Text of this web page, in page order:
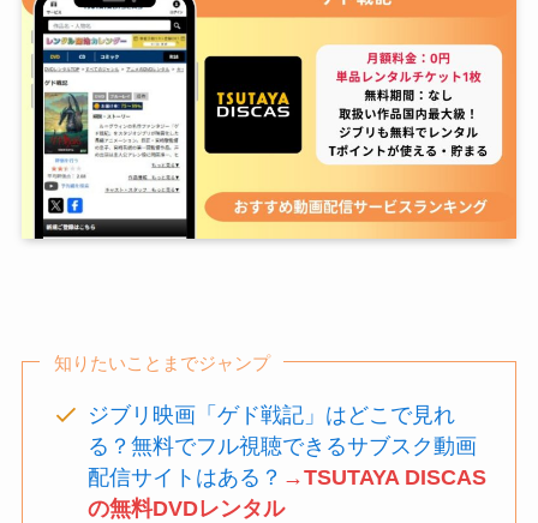
知りたいことまでジャンプ
ジブリ映画「ゲド戦記」はどこで見れ
る？無料でフル視聴できるサブスク動画
配信サイトはある？ →TSUTAYA DISCAS
の無料DVDレンタル